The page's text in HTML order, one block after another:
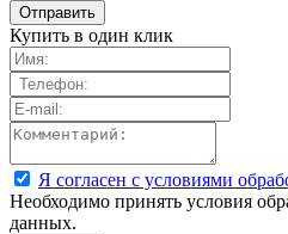
Купить в один клик
Я согласен с условиями
Необходимо принять условия
данных.